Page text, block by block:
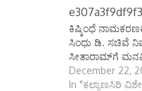
ಕಿಷ್ಕಿಂಧೆ
ಸಿಂಧು ಡಿ. ಸಚಿವೆ
ಸೀತಾರಾಮ್‌ಗೆ
December 22,
In "ಕಲ್ಯಾಣಸಿರಿ